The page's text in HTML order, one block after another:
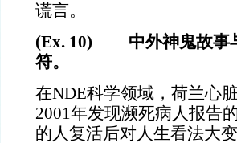
谎言。
(Ex. 10) 中外神鬼故事
符。
在NDE科学领域，荷兰心
2001年发现濒死病人报告
的人复活后对人生看法大